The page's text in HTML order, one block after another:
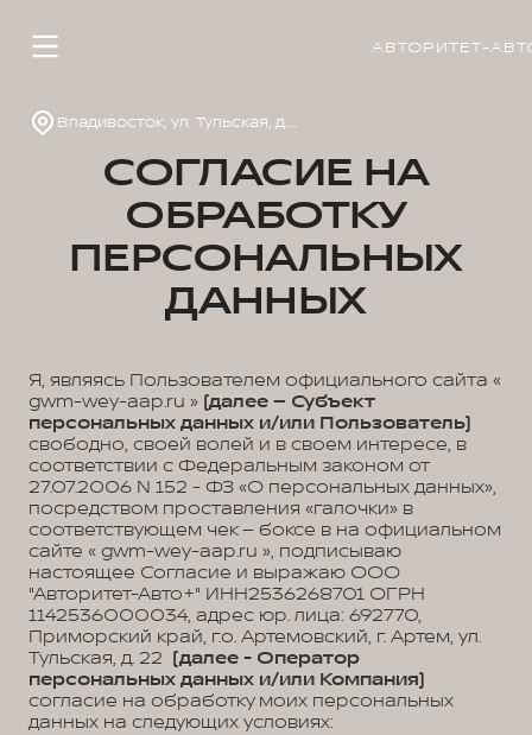
АВТОРИТЕТ-
Владивосток, ул. Тульская, д. 22
СОГЛАСИЕ НА
ОБРАБОТКУ
ПЕРСОНАЛЬНЫХ
ДАННЫХ
Я, являясь Пользователем официального сайта «
gwm-wey-aap.ru » (далее – Субъект
персональных данных и/или Пользователь)
свободно, своей волей и в своем интересе, в
соответствии с Федеральным законом от
27.07.2006 N 152 - ФЗ «О персональных данных»,
посредством проставления «галочки» в
соответствующем чек – боксе в на официальном
сайте « gwm-wey-aap.ru », подписываю
настоящее Согласие и выражаю ООО
"Авторитет-Авто+" ИНН2536268701 ОГРН
1142536000034, адрес юр. лица: 692770,
Приморский край, г.о. Артемовский, г. Артем, ул.
Тульская, д. 22 (далее - Оператор
персональных данных и/или Компания)
согласие на обработку моих персональных
данных на следующих условиях: